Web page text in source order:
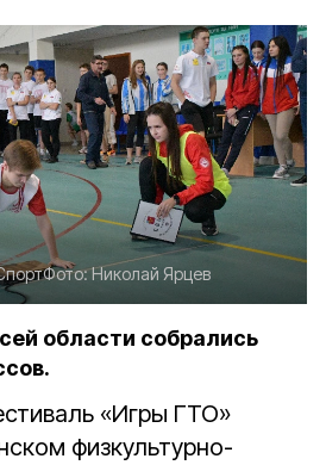
Фото:Николай Ярцев
области собрались
«Игры ГТО»
физкультурно-